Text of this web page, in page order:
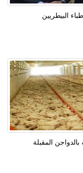
البيطريين
المقبلة